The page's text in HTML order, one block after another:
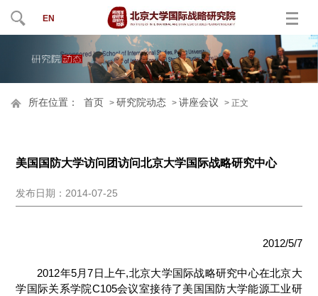
EN
所在位置： 首页 >研究院动态 >讲座会议 > 正文
美国国防大学访问团访问北京大学国际战略研究中心
发布日期：2014-07-25
2012/5/7
2012年5月7日上午,北京大学国际战略研究中心在北京大
学国际关系学院C105会议室接待了美国国防大学能源工业研